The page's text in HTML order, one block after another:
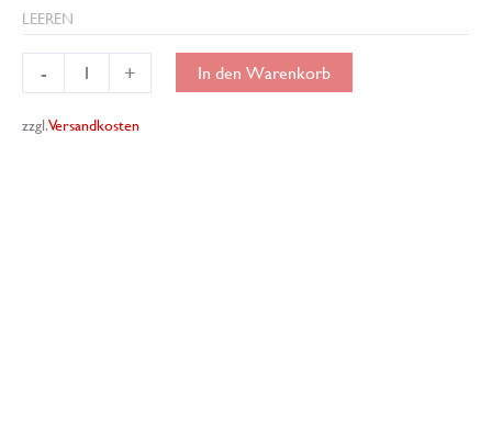
LEEREN
-
Tapete
Klassik
+ In den Warenkorb
zzgl.Versandkosten